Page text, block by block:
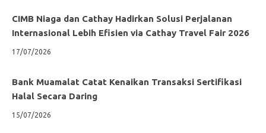
CIMB Niaga dan Cathay Hadirkan Solusi Perjalanan
Internasional Lebih Efisien via Cathay Travel Fair 2026
17/07/2026
Bank Muamalat Catat Kenaikan Transaksi Sertifikasi
Halal Secara Daring
15/07/2026